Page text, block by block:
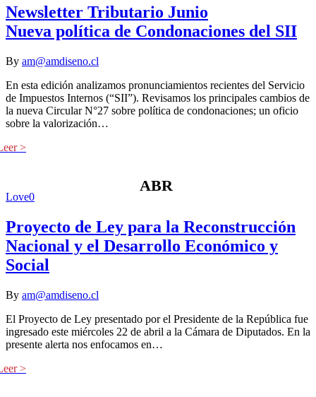
Newsletter Tributario Junio
Nueva política de Condonaciones del SII
By am@amdiseno.cl
En esta edición analizamos pronunciamientos recientes del Servicio
de Impuestos Internos (“SII”). Revisamos los principales cambios de
la nueva Circular N°27 sobre política de condonaciones; un oficio
sobre la valorización…
ABR
Love0
Proyecto de Ley para la Reconstrucción
Nacional y el Desarrollo Económico y
Social
By am@amdiseno.cl
El Proyecto de Ley presentado por el Presidente de la República fue
ingresado este miércoles 22 de abril a la Cámara de Diputados. En la
presente alerta nos enfocamos en…